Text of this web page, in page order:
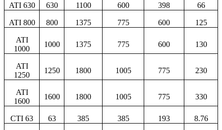
ATI 630 630 1100 600 398 66
ATI 800 800 1375 775 600 125
ATI
1000
1000 1375 775 600 130
ATI
1250
1250 1800 1005 775 230
ATI
1600
1600 1800 1005 775 330
CTI 63 63 385 385 193 8.76